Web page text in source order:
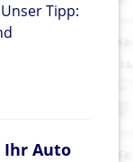
Tipp:
Ihr Auto